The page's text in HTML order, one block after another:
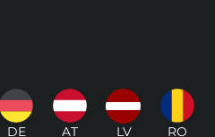
DE AT LV RO